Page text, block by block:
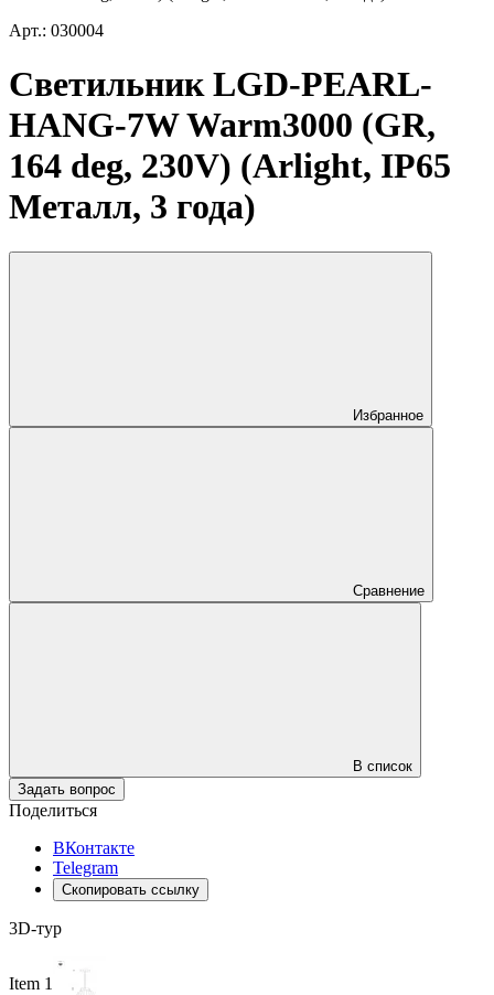
Арт.: 030004
Светильник LGD-PEARL-
HANG-7W Warm3000 (GR,
164 deg, 230V) (Arlight, IP65
Металл, 3 года)
Избранное
Сравнение
В список
Задать вопрос
Поделиться
ВКонтакте
Telegram
Скопировать ссылку
3D-тур
Item 1 of 3